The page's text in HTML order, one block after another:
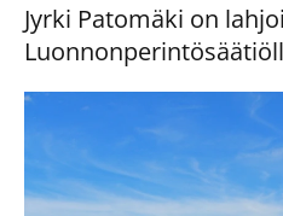
Jyrki Patomäki on